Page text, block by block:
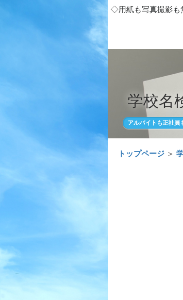
◇用紙も写真撮影
学校名
アルバイトも正社員
トップページ ＞